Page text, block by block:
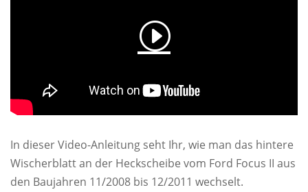
In dieser Video-Anleitung seht Ihr, wie man das hintere
Wischerblatt an der Heckscheibe vom Ford Focus II aus
den Baujahren 11/2008 bis 12/2011 wechselt.